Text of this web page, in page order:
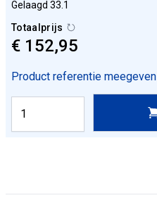
Gelaagd 33.1
Totaalprijs
€ 152,95
Product referentie meegeven